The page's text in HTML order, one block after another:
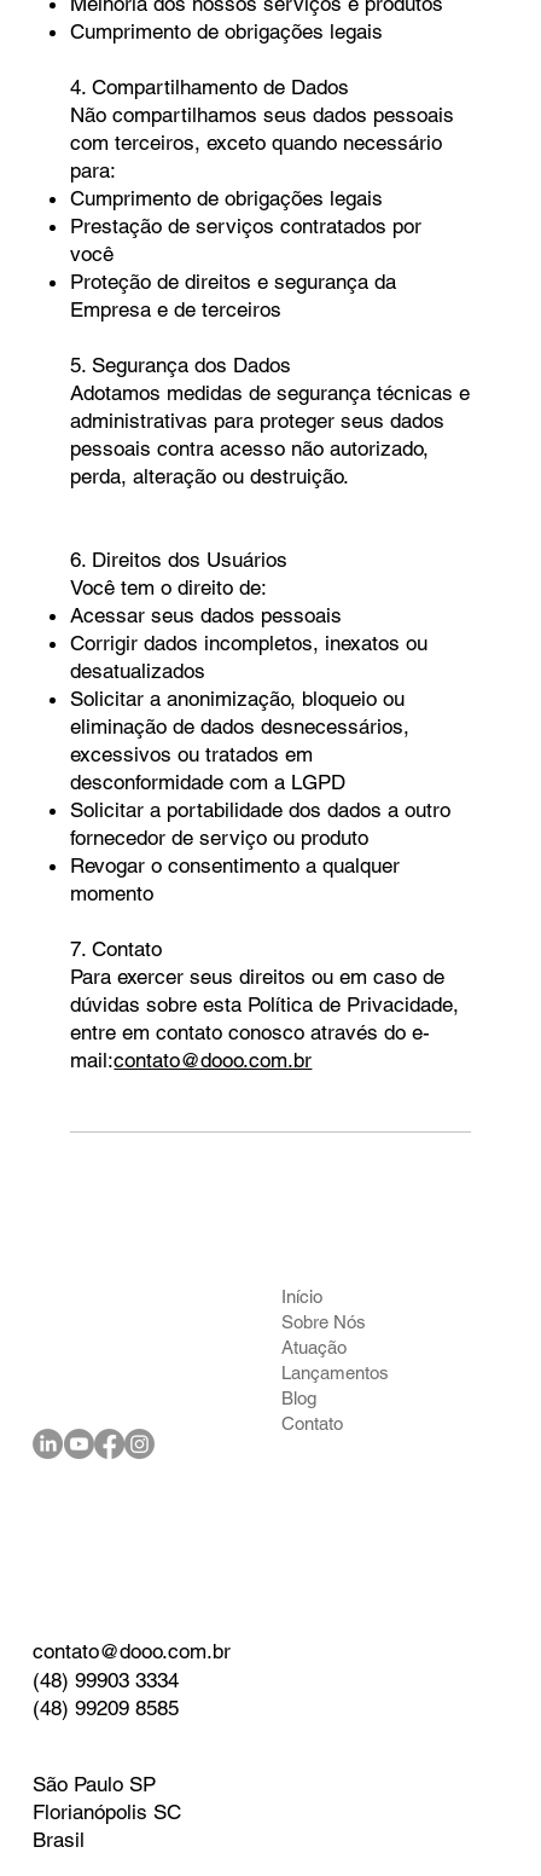
Cumprimento de obrigações legais
4. Compartilhamento de Dados
Não compartilhamos seus dados pessoais
com terceiros, exceto quando necessário
para:
Cumprimento de obrigações legais
Prestação de serviços contratados por
você
Proteção de direitos e segurança da
Empresa e de terceiros
5. Segurança dos Dados
Adotamos medidas de segurança técnicas e
administrativas para proteger seus dados
pessoais contra acesso não autorizado,
perda, alteração ou destruição.
6. Direitos dos Usuários
Você tem o direito de:
Acessar seus dados pessoais
Corrigir dados incompletos, inexatos ou
desatualizados
Solicitar a anonimização, bloqueio ou
eliminação de dados desnecessários,
excessivos ou tratados em
desconformidade com a LGPD
Solicitar a portabilidade dos dados a outro
fornecedor de serviço ou produto
Revogar o consentimento a qualquer
momento
7. Contato
Para exercer seus direitos ou em caso de
dúvidas sobre esta Política de Privacidade,
entre em contato conosco através do e-
mail:contato@dooo.com.br
Início
Sobre Nós
Atuação
Lançamentos
Blog
Contato
contato@dooo.com.br
(48) 99903 3334
(48) 99209 8585
São Paulo SP
Florianópolis SC
Brasil